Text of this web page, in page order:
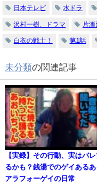
日本テレビ 水ドラ
沢村一樹、ドラマ 片
白衣の戦士！ 第1話
未分類の関連記事
【実録】その行動、実はバレ
るかも？銭湯でのゲイある
アラフォーゲイの日常